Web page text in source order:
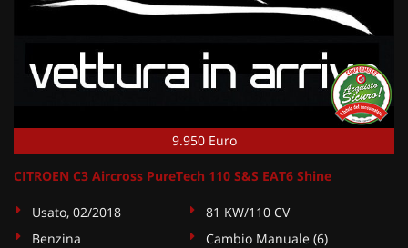
9.950 Euro
CITROEN C3 Aircross PureTech 110 S&S EAT6 Shine
Usato, 02/2018
81 KW/110 CV
Benzina
Cambio Manuale (6)